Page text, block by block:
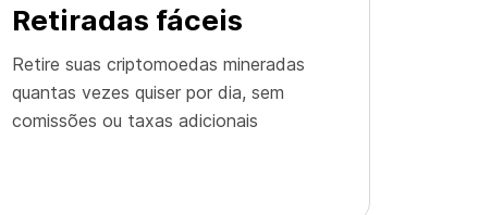
Retiradas fáceis
Retire suas criptomoedas mineradas
quantas vezes quiser por dia, sem
comissões ou taxas adicionais